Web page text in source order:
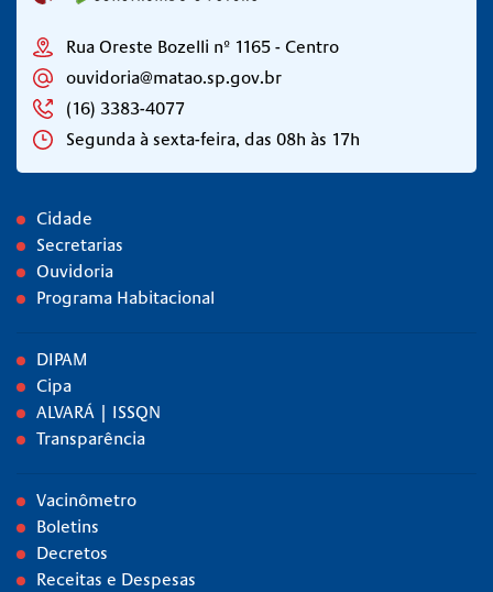
Rua Oreste Bozelli nº 1165 - Centro
ouvidoria@matao.sp.gov.br
(16) 3383-4077
Segunda à sexta-feira, das 08h às 17h
Cidade
Secretarias
Ouvidoria
Programa Habitacional
DIPAM
Cipa
ALVARÁ | ISSQN
Transparência
Vacinômetro
Boletins
Decretos
Receitas e Despesas